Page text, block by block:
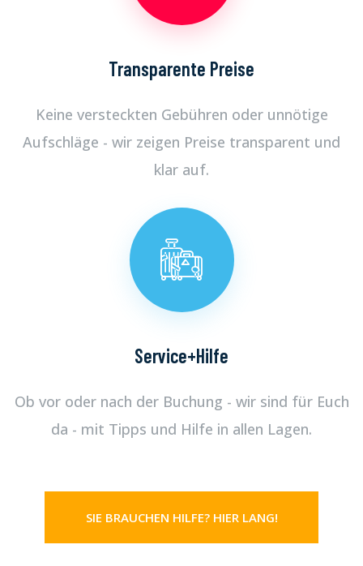
Transparente Preise
Keine versteckten Gebühren oder unnötige
Aufschläge - wir zeigen Preise transparent und
klar auf.
Service+Hilfe
Ob vor oder nach der Buchung - wir sind für Euch
da - mit Tipps und Hilfe in allen Lagen.
SIE BRAUCHEN HILFE? HIER LANG!